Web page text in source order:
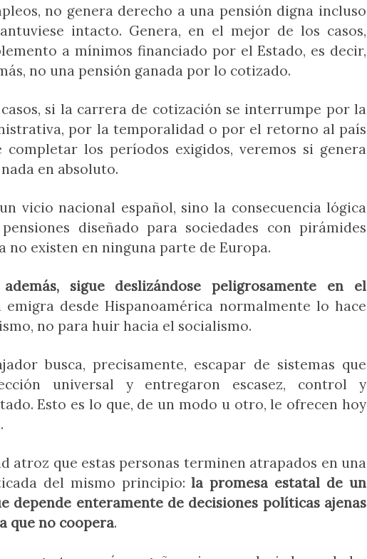
no genera derecho a una pensión digna incluso
intacto. Genera, en el mejor de los casos,
a mínimos financiado por el Estado, es decir,
no una pensión ganada por lo cotizado.
si la carrera de cotización se interrumpe por la
por la temporalidad o por el retorno al país
completar los períodos exigidos, veremos si genera
en absoluto.
vicio nacional español, sino la consecuencia lógica
diseñado para sociedades con pirámides
no existen en ninguna parte de Europa.
sigue deslizándose peligrosamente en el
emigra desde Hispanoamérica normalmente lo hace
no para huir hacia el socialismo.
busca, precisamente, escapar de sistemas que
universal y entregaron escasez, control y
Esto es lo que, de un modo u otro, le ofrecen hoy
atroz que estas personas terminen atrapados en una
del mismo principio:la promesa estatal de un
depende enteramente de decisiones políticas ajenas
que no coopera.